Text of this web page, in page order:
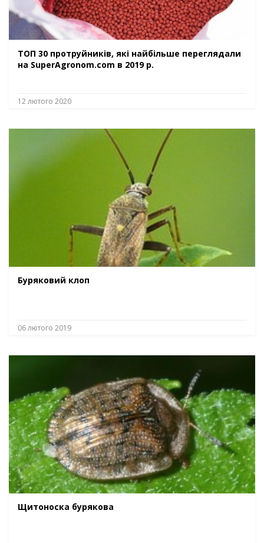
ТОП 30 протруйників, які найбільше переглядали
на SuperAgronom.com в 2019 р.
12 лютого 2020
Буряковий клоп
06 лютого 2019
Щитоноска бурякова